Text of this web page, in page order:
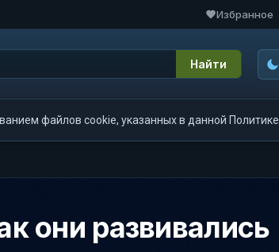
Избранное
Найти
файлов cookie, указанных в данной Политике.
они развивались